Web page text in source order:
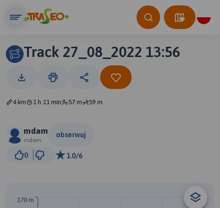
Track 27_08_2022 13:56
4 km 1 h 11 min 57 m 59 m
mdam
mdam
obserwuj
0 1.0/6
170 m